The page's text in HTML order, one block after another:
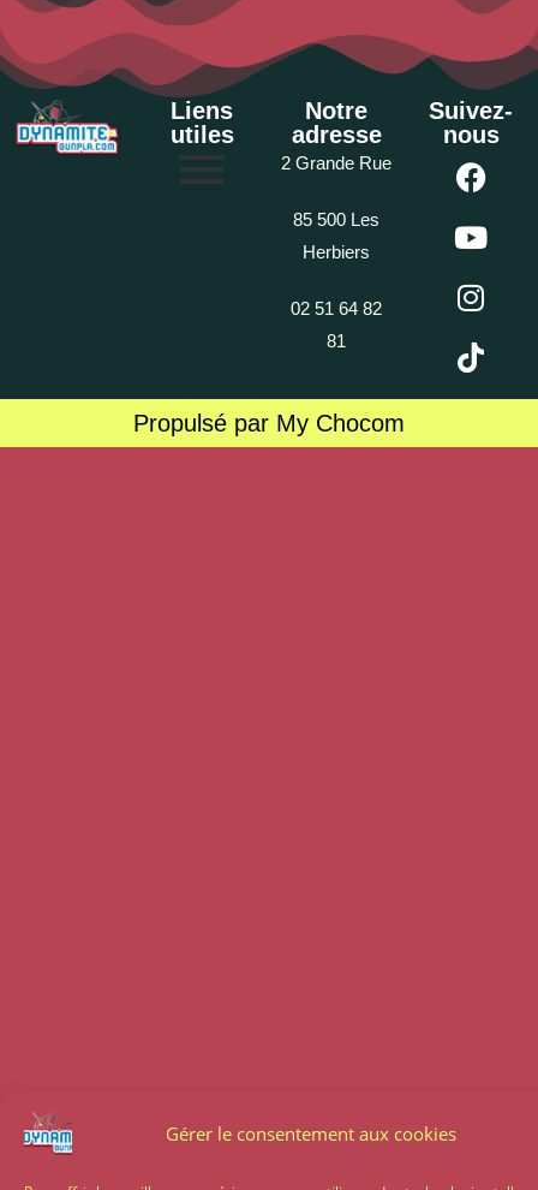
Gérer le consentement aux cookies
Liens
utiles
Notre
adresse
2 Grande Rue
85 500 Les
Herbiers
02 51 64 82
81
Suivez-
nous
Propulsé par My Chocom